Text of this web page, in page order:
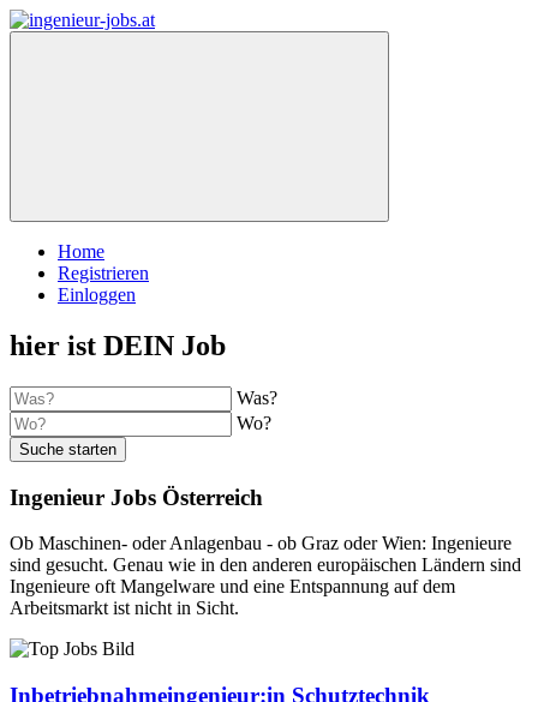
Home
Registrieren
Einloggen
hier ist DEIN Job
Was?
Wo?
Suche starten
Ingenieur Jobs Österreich
Ob Maschinen- oder Anlagenbau - ob Graz oder Wien: Ingenieure
sind gesucht. Genau wie in den anderen europäischen Ländern sind
Ingenieure oft Mangelware und eine Entspannung auf dem
Arbeitsmarkt ist nicht in Sicht.
Inbetriebnahmeingenieur:in Schutztechnik